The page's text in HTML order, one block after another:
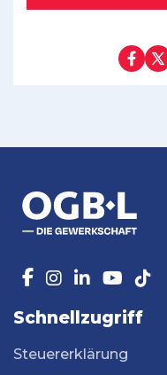
Schnellzugriff
Steuererklärung